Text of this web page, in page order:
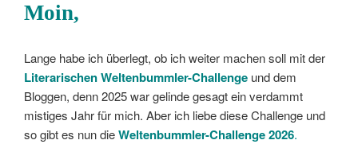
Moin,
Lange habe ich überlegt, ob ich weiter machen soll mit der
Literarischen Weltenbummler-Challenge und dem
Bloggen, denn 2025 war gelinde gesagt ein verdammt
mistiges Jahr für mich. Aber ich liebe diese Challenge und
so gibt es nun dieWeltenbummler-Challenge 2026.